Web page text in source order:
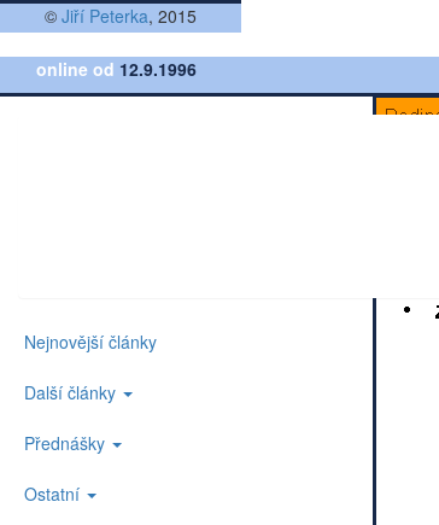
© Jiří Peterka, 2015
online od 12.9.1996
Nejnovější články
Další články
Přednášky
Ostatní